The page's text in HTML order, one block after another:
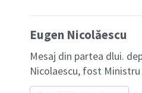
Eugen Nicolăescu
Mesaj din partea dlui.
Nicolaescu, fost